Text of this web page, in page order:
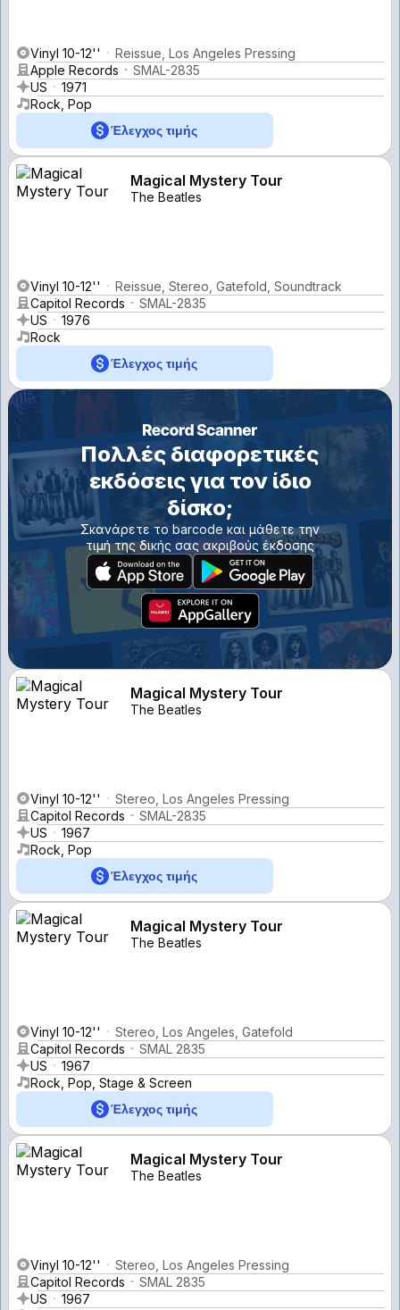
Vinyl 10-12''
Reissue, Los Angeles Pressing
Apple Records
SMAL-2835
US
1971
Rock, Pop
Έλεγχος τιμής
Magical Mystery Tour
The Beatles
Vinyl 10-12''
Reissue, Stereo, Gatefold, Soundtrack
Capitol Records
SMAL-2835
US
1976
Rock
Έλεγχος τιμής
Πολλές διαφορετικές
εκδόσεις για τον ίδιο
δίσκο;
Σκανάρετε το barcode και μάθετε την
τιμή της δικής σας ακριβούς έκδοσης
Magical Mystery Tour
The Beatles
Vinyl 10-12''
Stereo, Los Angeles Pressing
Capitol Records
SMAL-2835
US
1967
Rock, Pop
Έλεγχος τιμής
Magical Mystery Tour
The Beatles
Vinyl 10-12''
Stereo, Los Angeles, Gatefold
Capitol Records
SMAL 2835
US
1967
Rock, Pop, Stage & Screen
Έλεγχος τιμής
Magical Mystery Tour
The Beatles
Vinyl 10-12''
Stereo, Los Angeles Pressing
Capitol Records
SMAL 2835
US
1967